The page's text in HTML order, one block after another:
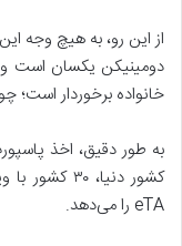
از این رو، به هیچ وجه
دومینیکن یکسان است و
خانواده برخوردار
eTA را می‌دهد.